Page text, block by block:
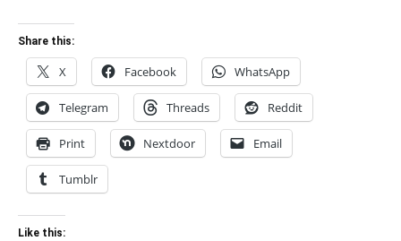
Share this:
X Facebook WhatsApp
Telegram Threads Reddit
Print Nextdoor Email
Tumblr
Like this: